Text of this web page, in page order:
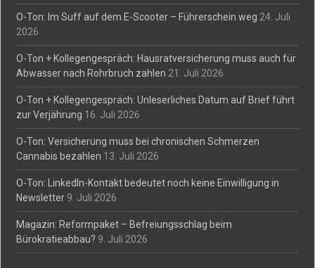
O-Ton: Im Suff auf dem E-Scooter – Führerschein weg 24. Juli
2026
O-Ton + Kollegengespräch: Hausratversicherung muss auch für
Abwasser nach Rohrbruch zahlen 21. Juli 2026
O-Ton + Kollegengespräch: Unleserliches Datum auf Brief führt
zur Verjährung 16. Juli 2026
O-Ton: Versicherung muss bei chronischen Schmerzen
Cannabis bezahlen 13. Juli 2026
O-Ton: LinkedIn-Kontakt bedeutet noch keine Einwilligung in
Newsletter 9. Juli 2026
Magazin: Reformpaket – Befreiungsschlag beim
Bürokratieabbau? 9. Juli 2026